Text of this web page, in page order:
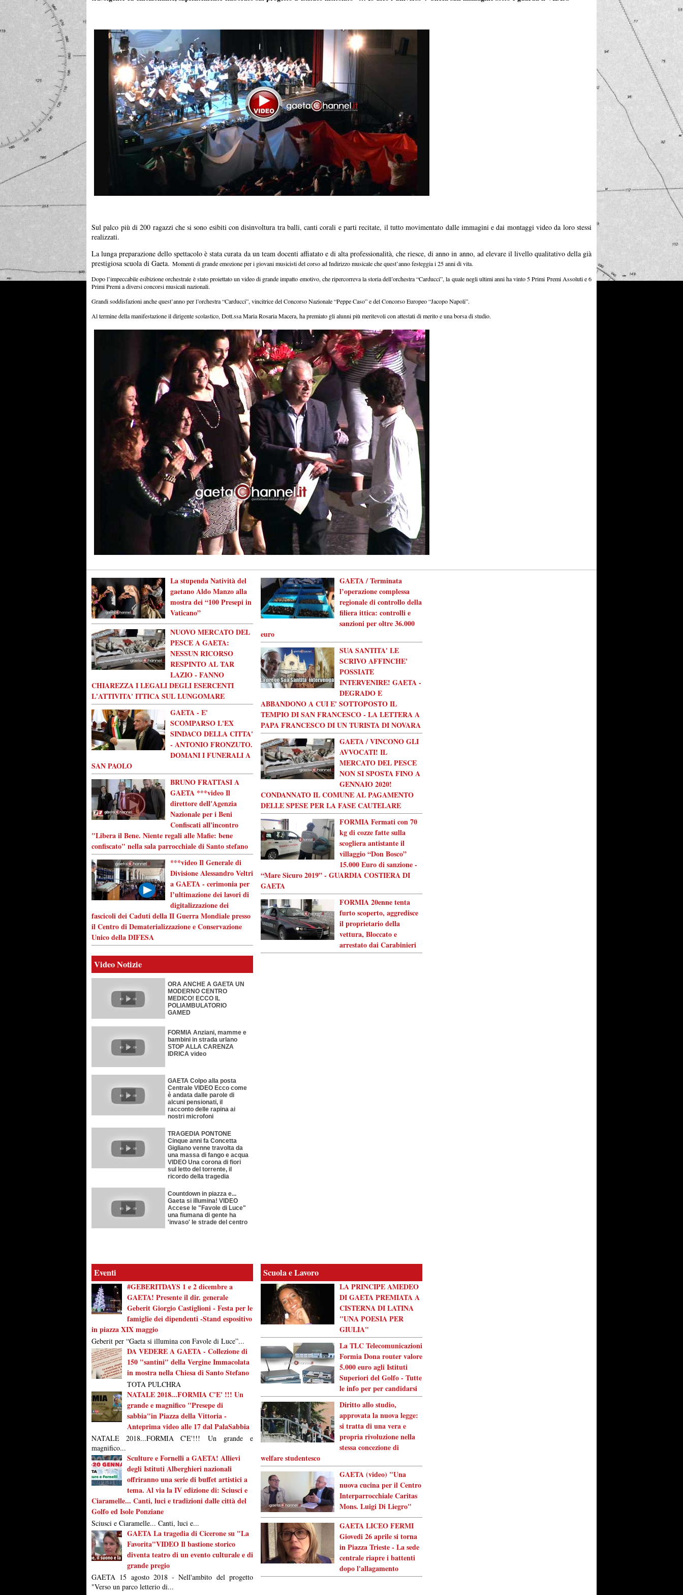
Sul palco più di 200 ragazzi che si sono esibiti con disinvoltura tra balli, canti corali e parti recitate, il tutto movimentato dalle immagini e dai montaggi video da loro stessi
realizzati.
La lunga preparazione dello spettacolo è stata curata da un team docenti affiatato e di alta professionalità, che riesce, di anno in anno, ad elevare il livello qualitativo della già
prestigiosa scuola di Gaeta. Momenti di grande emozione per i giovani musicisti del corso ad Indirizzo musicale che quest’anno festeggia i 25 anni di vita.
Dopo l’impeccabile esibizione orchestrale è stato proiettato un video di grande impatto emotivo, che ripercorreva la storia dell’orchestra “Carducci”, la quale negli ultimi anni ha vinto 5 Primi Premi Assoluti e 6
Primi Premi a diversi concorsi musicali nazionali.
Grandi soddisfazioni anche quest’anno per l’orchestra “Carducci”, vincitrice del Concorso Nazionale “Peppe Caso” e del Concorso Europeo “Jacopo Napoli”.
Al termine della manifestazione il dirigente scolastico, Dott.ssa Maria Rosaria Macera, ha premiato gli alunni più meritevoli con attestati di merito e una borsa di studio.
La stupenda Natività del
gaetano Aldo Manzo alla
mostra dei “100 Presepi in
Vaticano”
NUOVO MERCATO DEL
PESCE A GAETA:
NESSUN RICORSO
RESPINTO AL TAR
LAZIO - FANNO
CHIAREZZA I LEGALI DEGLI ESERCENTI
L'ATTIVITA' ITTICA SUL LUNGOMARE
GAETA - E'
SCOMPARSO L'EX
SINDACO DELLA CITTA'
- ANTONIO FRONZUTO.
DOMANI I FUNERALI A
SAN PAOLO
BRUNO FRATTASI A
GAETA ***video Il
direttore dell'Agenzia
Nazionale per i Beni
Confiscati all'incontro
"Libera il Bene. Niente regali alle Mafie: bene
confiscato" nella sala parrocchiale di Santo stefano
***video Il Generale di
Divisione Alessandro Veltri
a GAETA - cerimonia per
l’ultimazione dei lavori di
digitalizzazione dei
fascicoli dei Caduti della II Guerra Mondiale presso
il Centro di Dematerializzazione e Conservazione
Unico della DIFESA
GAETA / Terminata
l’operazione complessa
regionale di controllo della
filiera ittica: controlli e
sanzioni per oltre 36.000
euro
SUA SANTITA' LE
SCRIVO AFFINCHE'
POSSIATE
INTERVENIRE! GAETA -
DEGRADO E
ABBANDONO A CUI E' SOTTOPOSTO IL
TEMPIO DI SAN FRANCESCO - LA LETTERA A
PAPA FRANCESCO DI UN TURISTA DI NOVARA
GAETA / VINCONO GLI
AVVOCATI! IL
MERCATO DEL PESCE
NON SI SPOSTA FINO A
GENNAIO 2020!
CONDANNATO IL COMUNE AL PAGAMENTO
DELLE SPESE PER LA FASE CAUTELARE
FORMIA Fermati con 70
kg di cozze fatte sulla
scogliera antistante il
villaggio “Don Bosco”
15.000 Euro di sanzione -
“Mare Sicuro 2019” - GUARDIA COSTIERA DI
GAETA
FORMIA 20enne tenta
furto scoperto, aggredisce
il proprietario della
vettura, Bloccato e
arrestato dai Carabinieri
Video Notizie
ORA ANCHE A GAETA UN
MODERNO CENTRO
MEDICO! ECCO IL
POLIAMBULATORIO
GAMED
FORMIA Anziani, mamme e
bambini in strada urlano
STOP ALLA CARENZA
IDRICA video
GAETA Colpo alla posta
Centrale VIDEO Ecco come
è andata dalle parole di
alcuni pensionati, il
racconto delle rapina ai
nostri microfoni
TRAGEDIA PONTONE
Cinque anni fa Concetta
Gigliano venne travolta da
una massa di fango e acqua
VIDEO Una corona di fiori
sul letto del torrente, il
ricordo della tragedia
Countdown in piazza e...
Gaeta si illumina! VIDEO
Accese le "Favole di Luce"
una fiumana di gente ha
'invaso' le strade del centro
Eventi
#GEBERITDAYS 1 e 2 dicembre a
GAETA! Presente il dir. generale
Geberit Giorgio Castiglioni - Festa per le
famiglie dei dipendenti -Stand espositivo
in piazza XIX maggio
Geberit per “Gaeta si illumina con Favole di Luce”...
DA VEDERE A GAETA - Collezione di
150 "santini" della Vergine Immacolata
in mostra nella Chiesa di Santo Stefano
TOTA PULCHRA
NATALE 2018...FORMIA C'E' !!! Un
grande e magnifico "Presepe di
sabbia"in Piazza della Vittoria -
Anteprima video alle 17 dal PalaSabbia
NATALE 2018...FORMIA C'E'!!! Un grande e
magnifico...
Sculture e Fornelli a GAETA! Allievi
degli Istituti Alberghieri nazionali
offriranno una serie di buffet artistici a
tema. Al via la IV edizione di: Sciusci e
Ciaramelle... Canti, luci e tradizioni dalle città del
Golfo ed Isole Ponziane
Sciusci e Ciaramelle... Canti, luci e...
GAETA La tragedia di Cicerone su "La
Favorita"VIDEO Il bastione storico
diventa teatro di un evento culturale e di
grande pregio
GAETA 15 agosto 2018 - Nell'ambito del progetto
"Verso un parco letterio di...
Scuola e Lavoro
LA PRINCIPE AMEDEO
DI GAETA PREMIATA A
CISTERNA DI LATINA
"UNA POESIA PER
GIULIA"
La TLC Telecomunicazioni
Formia Dona router valore
5.000 euro agli Istituti
Superiori del Golfo - Tutte
le info per per candidarsi
Diritto allo studio,
approvata la nuova legge:
si tratta di una vera e
propria rivoluzione nella
stessa concezione di
welfare studentesco
GAETA (video) "Una
nuova cucina per il Centro
Interparrocchiale Caritas
Mons. Luigi Di Liegro"
GAETA LICEO FERMI
Giovedi 26 aprile si torna
in Piazza Trieste - La sede
centrale riapre i battenti
dopo l'allagamento